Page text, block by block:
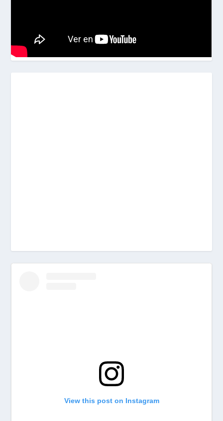
View this post on Instagram